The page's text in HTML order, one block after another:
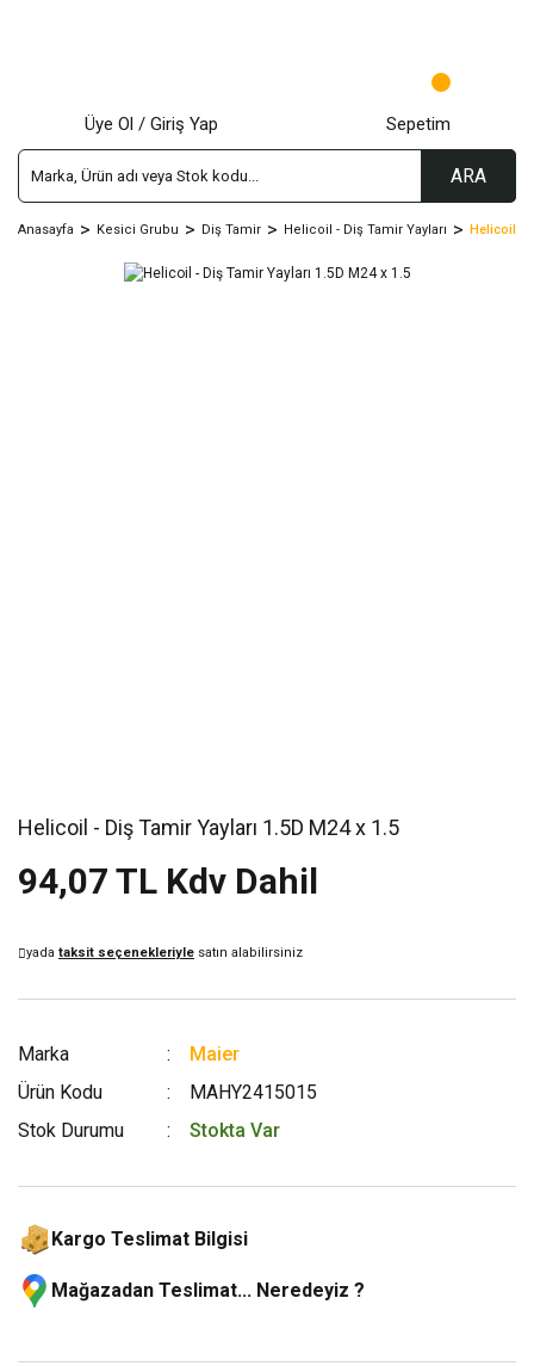
ARA
Üye Ol / Giriş Yap Sepetim
Anasayfa Kesici Grubu Diş Tamir Helicoil - Diş Tamir Yayları Helicoil -
Helicoil - Diş Tamir Yayları 1.5D M24 x 1.5
94,07 TL Kdv Dahil
yada taksit seçenekleriyle satın alabilirsiniz
Marka
Maier
Ürün Kodu
MAHY2415015
Stok Durumu
Stokta Var
Kargo Teslimat Bilgisi
Mağazadan Teslimat... Neredeyiz ?